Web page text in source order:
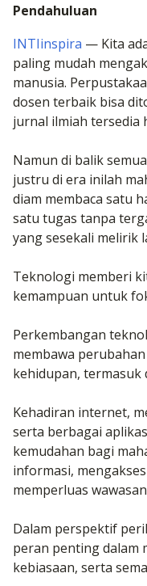
Pendahuluan
INTIinspira — Kita
paling mudah
manusia.
dosen terbaik bisa
jurnal ilmiah tersedia
Namun di balik
justru di era inilah
diam membaca satu
satu tugas tanpa
yang sesekali melirik
Teknologi memberi
kemampuan untuk
Perkembangan
membawa
kehidupan, termasuk
Kehadiran internet,
serta berbagai
kemudahan bagi
informasi,
memperluas
Dalam perspektif
peran penting dalam
kebiasaan, serta